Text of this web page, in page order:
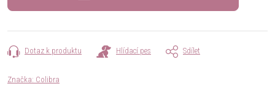
Dotaz k produktu Hlídací pes Sdílet
Značka: Colibra